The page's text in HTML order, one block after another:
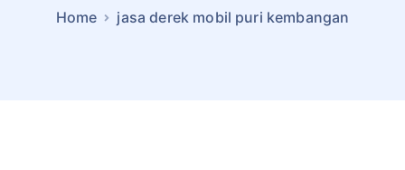
Home jasa derek mobil puri kembangan